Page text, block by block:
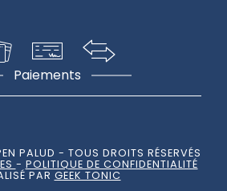
Paiements
PALUD - TOUS DROITS RÉSERVÉS
- POLITIQUE DE CONFIDENTIALITÉ
PAR GEEK TONIC